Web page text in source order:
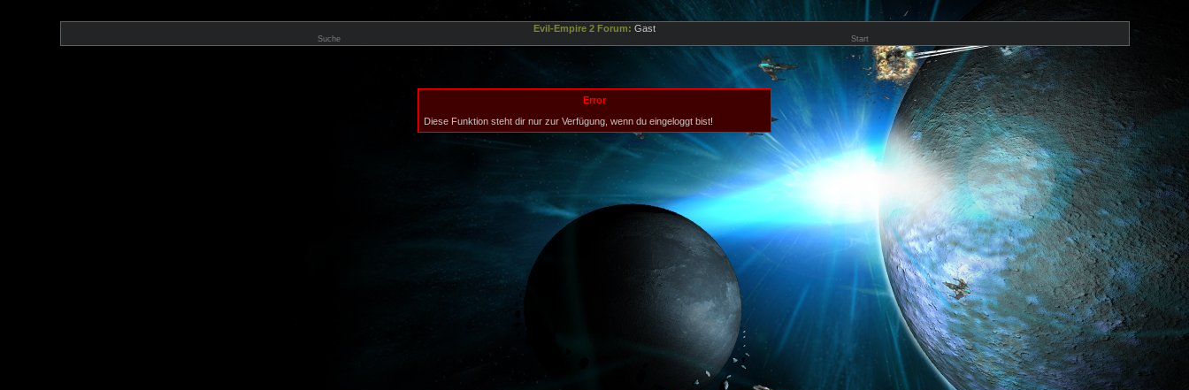
Evil-Empire 2 Forum: Gast
Suche Start
Error
Diese Funktion steht dir nur zur Verfügung, wenn du eingeloggt bist!